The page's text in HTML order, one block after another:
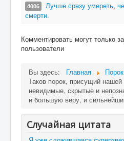
4006
Лучше сразу умереть,
смерти.
Комментировать могут только
пользователи
Вы здесь: Главная
Таков порок, присущий
невидимые, скрытые и
и большую веру, и
Случайная цитата